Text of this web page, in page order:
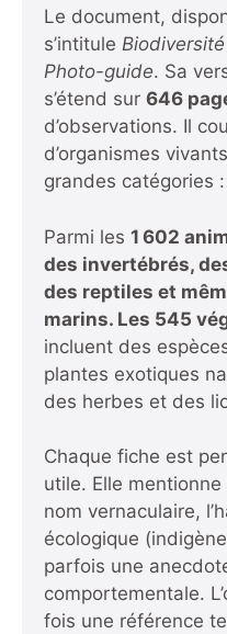
Le document,
s’intitule
Photo-guide. Sa
s’étend sur 646
d’observations. Il
d’organismes
grandes catégories
Parmi les 1 602
des invertébrés,
des reptiles et
marins. Les 545
incluent des
plantes exotiques
des herbes et des
Chaque fiche est
utile. Elle
nom vernaculaire,
écologique
parfois une
comportementale.
fois une référence